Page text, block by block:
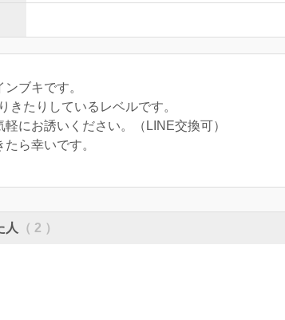
ブキです。
きたりしているレベルです。
にお誘いください。（LINE交換可）
ら幸いです。
人 （ 2 ）